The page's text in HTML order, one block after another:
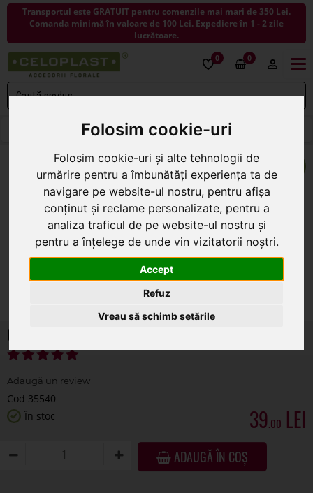
Folosim cookie-uri
Folosim cookie-uri și alte tehnologii de
urmărire pentru a îmbunătăți experiența ta de
navigare pe website-ul nostru, pentru afișa
conținut și reclame personalizate, pentru a
analiza traficul de pe website-ul nostru și
pentru a înțelege de unde vin vizitatorii noștri.
Accept
Refuz
Vreau să schimb setările
Transportul este GRATUIT pentru comenzile mai mari de 350 Lei.
Comanda minimă în valoare de 100 Lei. Expediere în 1 - 2 zile
lucrătoare.
0 0
< ÎNAPOI LA COSURI
Cos lemn tip inima pentru aranjamente florale
Cod 35540
În stoc
39.00
ADAUGĂ ÎN COȘ